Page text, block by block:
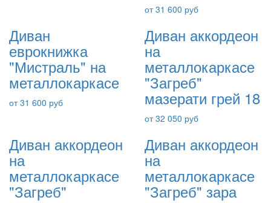
от 31 600 руб
Диван
еврокнижка
"Мистраль" на
металлокаркасе
от 31 600 руб
Диван аккордеон
на
металлокаркасе
"Загреб"
мазерати грей 18
от 32 050 руб
Диван аккордеон
на
металлокаркасе
"Загреб"
Диван аккордеон
на
металлокаркасе
"Загреб" зара